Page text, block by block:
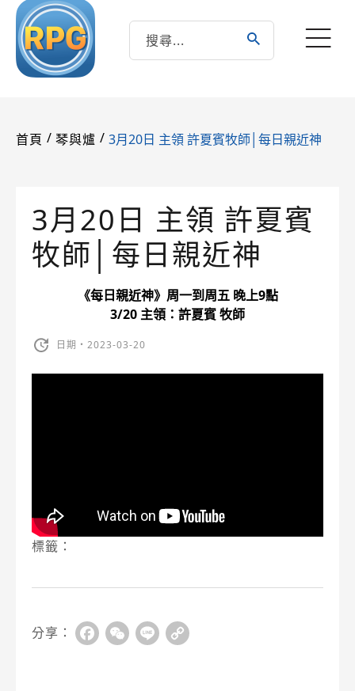
首頁 / 琴與爐 / 3月20日 主領 許夏賓牧師│每日親近神
3月20日 主領 許夏賓
牧師│每日親近神
《每日親近神》周一到周五 晚上9點
3/20 主領：許夏賓 牧師
日期・2023-03-20
標籤：
分享： FacebookWeChat
Line